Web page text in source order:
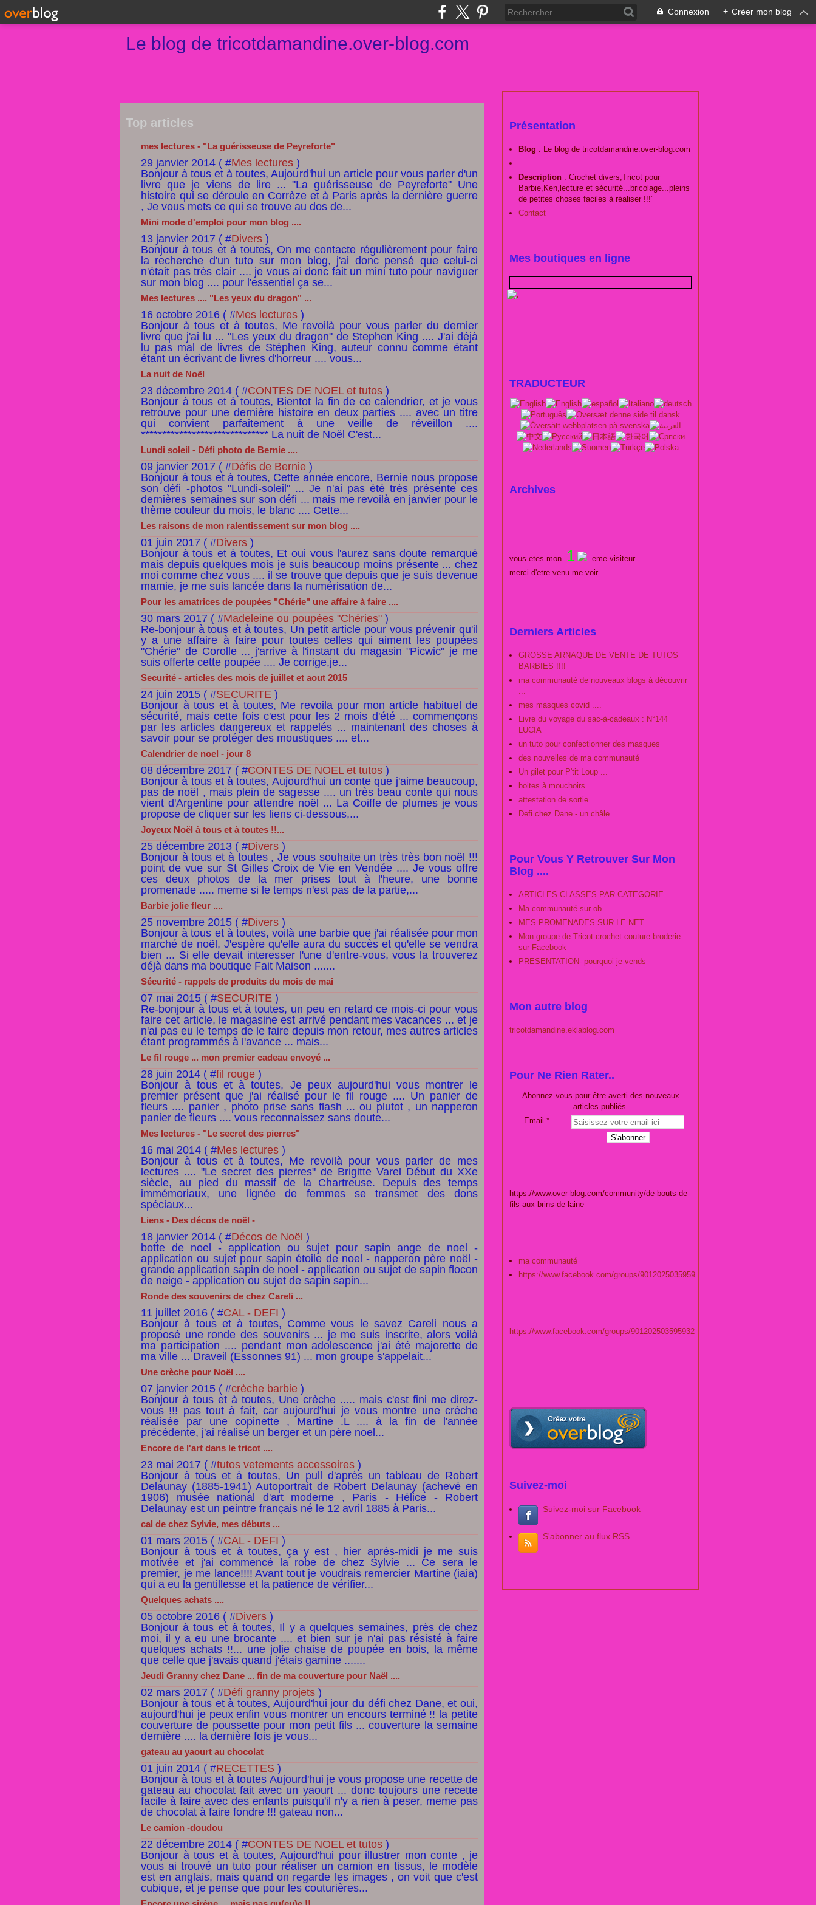
Connexion + Créer mon blog
Le blog de tricotdamandine.over-blog.com
Top articles
mes lectures - "La guérisseuse de Peyreforte"
29 janvier 2014 ( #Mes lectures )
Bonjour à tous et à toutes, Aujourd'hui un article pour vous parler d'un
livre que je viens de lire ... "La guérisseuse de Peyreforte" Une
histoire qui se déroule en Corrèze et à Paris après la dernière guerre
, Je vous mets ce qui se trouve au dos de...
Mini mode d'emploi pour mon blog ....
13 janvier 2017 ( #Divers )
Bonjour à tous et à toutes, On me contacte régulièrement pour faire
la recherche d'un tuto sur mon blog, j'ai donc pensé que celui-ci
n'était pas très clair .... je vous ai donc fait un mini tuto pour naviguer
sur mon blog .... pour l'essentiel ça se...
Mes lectures .... "Les yeux du dragon" ...
16 octobre 2016 ( #Mes lectures )
Bonjour à tous et à toutes, Me revoilà pour vous parler du dernier
livre que j'ai lu ... "Les yeux du dragon" de Stephen King .... J'ai déjà
lu pas mal de livres de Stéphen King, auteur connu comme étant
étant un écrivant de livres d'horreur .... vous...
La nuit de Noël
23 décembre 2014 ( #CONTES DE NOEL et tutos )
Bonjour à tous et à toutes, Bientot la fin de ce calendrier, et je vous
retrouve pour une dernière histoire en deux parties .... avec un titre
qui convient parfaitement à une veille de réveillon ....
****************************** La nuit de Noël C'est...
Lundi soleil - Défi photo de Bernie ....
09 janvier 2017 ( #Défis de Bernie )
Bonjour à tous et à toutes, Cette année encore, Bernie nous propose
son défi -photos "Lundi-soleil" ... Je n'ai pas été très présente ces
dernières semaines sur son défi ... mais me revoilà en janvier pour le
thème couleur du mois, le blanc .... Cette...
Les raisons de mon ralentissement sur mon blog ....
01 juin 2017 ( #Divers )
Bonjour à tous et à toutes, Et oui vous l'aurez sans doute remarqué
mais depuis quelques mois je suis beaucoup moins présente ... chez
moi comme chez vous .... il se trouve que depuis que je suis devenue
mamie, je me suis lancée dans la numérisation de...
Pour les amatrices de poupées "Chérie" une affaire à faire ....
30 mars 2017 ( #Madeleine ou poupées "Chéries" )
Re-bonjour à tous et à toutes, Un petit article pour vous prévenir qu'il
y a une affaire à faire pour toutes celles qui aiment les poupées
"Chérie" de Corolle ... j'arrive à l'instant du magasin "Picwic" je me
suis offerte cette poupée .... Je corrige,je...
Securité - articles des mois de juillet et aout 2015
24 juin 2015 ( #SECURITE )
Bonjour à tous et à toutes, Me revoila pour mon article habituel de
sécurité, mais cette fois c'est pour les 2 mois d'été ... commençons
par les articles dangereux et rappelés ... maintenant des choses à
savoir pour se protéger des moustiques .... et...
Calendrier de noel - jour 8
08 décembre 2017 ( #CONTES DE NOEL et tutos )
Bonjour à tous et à toutes, Aujourd'hui un conte que j'aime beaucoup,
pas de noël , mais plein de sagesse .... un très beau conte qui nous
vient d'Argentine pour attendre noël ... La Coiffe de plumes je vous
propose de cliquer sur les liens ci-dessous,...
Joyeux Noël à tous et à toutes !!...
25 décembre 2013 ( #Divers )
Bonjour à tous et à toutes , Je vous souhaite un très très bon noël !!!
point de vue sur St Gilles Croix de Vie en Vendée .... Je vous offre
ces deux photos de la mer prises tout à l'heure, une bonne
promenade ..... meme si le temps n'est pas de la partie,...
Barbie jolie fleur ....
25 novembre 2015 ( #Divers )
Bonjour à tous et à toutes, voilà une barbie que j'ai réalisée pour mon
marché de noël, J'espère qu'elle aura du succès et qu'elle se vendra
bien ... Si elle devait interesser l'une d'entre-vous, vous la trouverez
déjà dans ma boutique Fait Maison .......
Sécurité - rappels de produits du mois de mai
07 mai 2015 ( #SECURITE )
Re-bonjour à tous et à toutes, un peu en retard ce mois-ci pour vous
faire cet article, le magasine est arrivé pendant mes vacances ... et je
n'ai pas eu le temps de le faire depuis mon retour, mes autres articles
étant programmés à l'avance ... mais...
Le fil rouge ... mon premier cadeau envoyé ...
28 juin 2014 ( #fil rouge )
Bonjour à tous et à toutes, Je peux aujourd'hui vous montrer le
premier présent que j'ai réalisé pour le fil rouge .... Un panier de
fleurs .... panier , photo prise sans flash ... ou plutot , un napperon
panier de fleurs .... vous reconnaissez sans doute...
Mes lectures - "Le secret des pierres"
16 mai 2014 ( #Mes lectures )
Bonjour à tous et à toutes, Me revoilà pour vous parler de mes
lectures .... "Le secret des pierres" de Brigitte Varel Début du XXe
siècle, au pied du massif de la Chartreuse. Depuis des temps
immémoriaux, une lignée de femmes se transmet des dons
spéciaux...
Liens - Des décos de noël -
18 janvier 2014 ( #Décos de Noël )
botte de noel - application ou sujet pour sapin ange de noel -
application ou sujet pour sapin étoile de noel - napperon père noël -
grande application sapin de noel - application ou sujet de sapin flocon
de neige - application ou sujet de sapin sapin...
Ronde des souvenirs de chez Careli ...
11 juillet 2016 ( #CAL - DEFI )
Bonjour à tous et à toutes, Comme vous le savez Careli nous a
proposé une ronde des souvenirs ... je me suis inscrite, alors voilà
ma participation .... pendant mon adolescence j'ai été majorette de
ma ville ... Draveil (Essonnes 91) ... mon groupe s'appelait...
Une crèche pour Noël ....
07 janvier 2015 ( #crèche barbie )
Bonjour à tous et à toutes, Une crèche ..... mais c'est fini me direz-
vous !!! pas tout à fait, car aujourd'hui je vous montre une crèche
réalisée par une copinette , Martine .L .... à la fin de l'année
précédente, j'ai réalisé un berger et un père noel...
Encore de l'art dans le tricot ....
23 mai 2017 ( #tutos vetements accessoires )
Bonjour à tous et à toutes, Un pull d'après un tableau de Robert
Delaunay (1885-1941) Autoportrait de Robert Delaunay (achevé en
1906) musée national d'art moderne , Paris - Hélice - Robert
Delaunay est un peintre français né le 12 avril 1885 à Paris...
cal de chez Sylvie, mes débuts ...
01 mars 2015 ( #CAL - DEFI )
Bonjour à tous et à toutes, ça y est , hier après-midi je me suis
motivée et j'ai commencé la robe de chez Sylvie ... Ce sera le
premier, je me lance!!!! Avant tout je voudrais remercier Martine (iaia)
qui a eu la gentillesse et la patience de vérifier...
Quelques achats ....
05 octobre 2016 ( #Divers )
Bonjour à tous et à toutes, Il y a quelques semaines, près de chez
moi, il y a eu une brocante .... et bien sur je n'ai pas résisté à faire
quelques achats !!... une jolie chaise de poupée en bois, la même
que celle que j'avais quand j'étais gamine .......
Jeudi Granny chez Dane ... fin de ma couverture pour Naël ....
02 mars 2017 ( #Défi granny projets )
Bonjour à tous et à toutes, Aujourd'hui jour du défi chez Dane, et oui,
aujourd'hui je peux enfin vous montrer un encours terminé !! la petite
couverture de poussette pour mon petit fils ... couverture la semaine
dernière .... la dernière fois je vous...
gateau au yaourt au chocolat
01 juin 2014 ( #RECETTES )
Bonjour à tous et à toutes Aujourd'hui je vous propose une recette de
gateau au chocolat fait avec un yaourt ... donc toujours une recette
facile à faire avec des enfants puisqu'il n'y a rien à peser, meme pas
de chocolat à faire fondre !!! gateau non...
Le camion -doudou
22 décembre 2014 ( #CONTES DE NOEL et tutos )
Bonjour à tous et à toutes, Aujourd'hui pour illustrer mon conte , je
vous ai trouvé un tuto pour réaliser un camion en tissus, le modèle
est en anglais, mais quand on regarde les images , on voit que c'est
cubique, et je pense que pour les couturières...
Présentation
Blog : Le blog de tricotdamandine.over-blog.com
Description : Crochet divers,Tricot pour
Barbie,Ken,lecture et sécurité...bricolage...pleins
de petites choses faciles à réaliser !!!"
Contact
Mes boutiques en ligne
TRADUCTEUR
Archives
vous etes mon 1
eme visiteur
merci d'etre venu me voir
Derniers Articles
GROSSE ARNAQUE DE VENTE DE TUTOS
BARBIES !!!!
ma communauté de nouveaux blogs à découvrir
...
mes masques covid ....
Livre du voyage du sac-à-cadeaux : N°144
LUCIA
un tuto pour confectionner des masques
des nouvelles de ma communauté
Un gilet pour P'tit Loup ...
boites à mouchoirs .....
attestation de sortie ....
Defi chez Dane - un châle ....
Pour Vous Y Retrouver Sur Mon
Blog ....
ARTICLES CLASSES PAR CATEGORIE
Ma communauté sur ob
MES PROMENADES SUR LE NET...
Mon groupe de Tricot-crochet-couture-broderie ...
sur Facebook
PRESENTATION- pourquoi je vends
Mon autre blog
tricotdamandine.eklablog.com
Pour Ne Rien Rater..
Abonnez-vous pour être averti des nouveaux
articles publiés.
Email
https://www.over-blog.com/community/de-bouts-de-
fils-aux-brins-de-laine
ma communauté
https://www.facebook.com/groups/901202503595932/
https://www.facebook.com/groups/901202503595932/
Suivez-moi
Suivez-moi sur Facebook
S'abonner au flux RSS